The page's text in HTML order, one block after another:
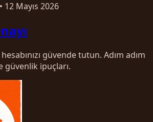
• 12 Mayıs 2026
güvende tutun. Adım adım
güvenlik ipuçları.